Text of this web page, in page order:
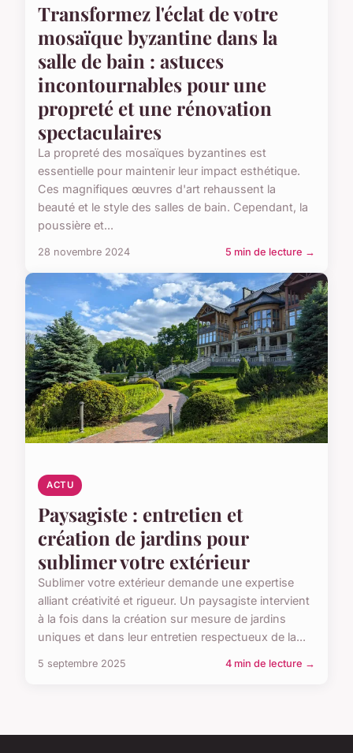
Transformez l'éclat de votre
mosaïque byzantine dans la
salle de bain : astuces
incontournables pour une
propreté et une rénovation
spectaculaires
La propreté des mosaïques byzantines est
essentielle pour maintenir leur impact esthétique.
Ces magnifiques œuvres d'art rehaussent la
beauté et le style des salles de bain. Cependant, la
poussière et...
28 novembre 2024 5 min de lecture →
ACTU
Paysagiste : entretien et
création de jardins pour
sublimer votre extérieur
Sublimer votre extérieur demande une expertise
alliant créativité et rigueur. Un paysagiste intervient
à la fois dans la création sur mesure de jardins
uniques et dans leur entretien respectueux de la...
5 septembre 2025 4 min de lecture →